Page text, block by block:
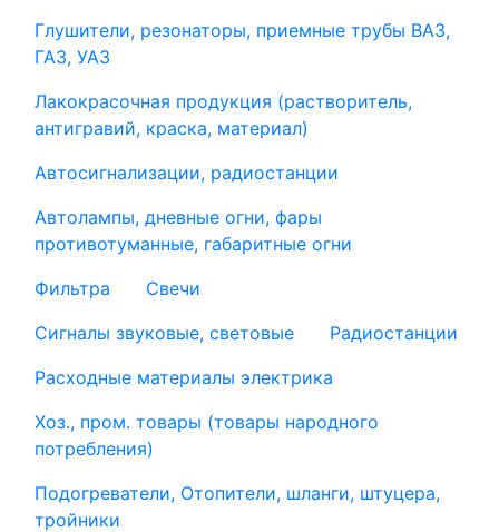
Глушители, резонаторы, приемные трубы ВАЗ,
ГАЗ, УАЗ
Лакокрасочная продукция (растворитель,
антигравий, краска, материал)
Автосигнализации, радиостанции
Автолампы, дневные огни, фары
противотуманные, габаритные огни
Фильтра
Свечи
Сигналы звуковые, световые
Радиостанции
Расходные материалы электрика
Хоз., пром. товары (товары народного
потребления)
Подогреватели, Отопители, шланги, штуцера,
тройники